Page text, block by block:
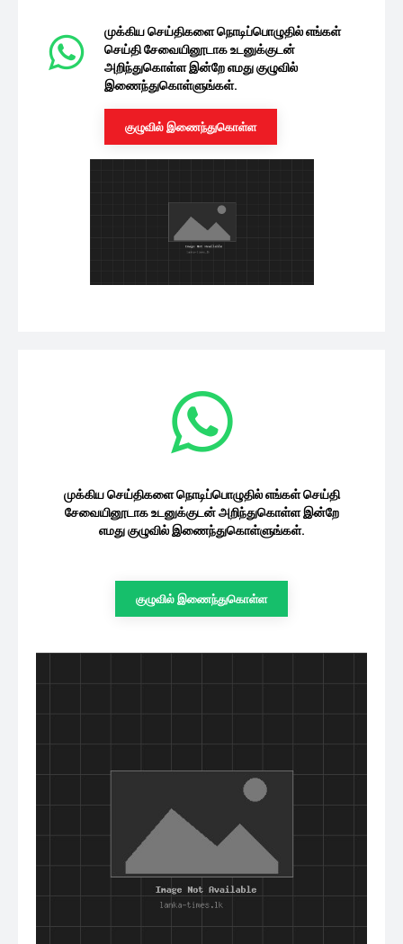
முக்கிய செய்திகளை நொடிப்பொழுதில் எங்கள்
செய்தி சேவையினூடாக உடனுக்குடன்
அறிந்துகொள்ள இன்றே எமது குழுவில்
இணைந்துகொள்ளுங்கள்.
குழுவில் இணைந்துகொள்ள
முக்கிய செய்திகளை நொடிப்பொழுதில் எங்கள் செய்தி
சேவையினூடாக உடனுக்குடன் அறிந்துகொள்ள இன்றே
எமது குழுவில் இணைந்துகொள்ளுங்கள்.
குழுவில் இணைந்துகொள்ள